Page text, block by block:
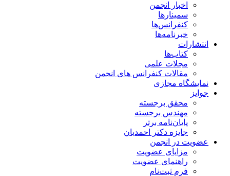
اخبار انجمن
سمینارها
کنفرانس‌ها
خبرنامه‌ها
انتشارات
کتاب‌ها
مجلات علمی
مقالات کنفرانس های انجمن
نمایشگاه مجازی
جوایز
محقق برجسته
مهندس برجسته
پایان‌نامه برتر
جایزه دکتر احمدیان
عضویت در انجمن
مزایای عضویت
راهنمای عضویت
فرم ثبت‌نام